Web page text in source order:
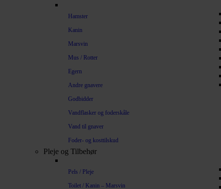
Hamster
Kanin
Marsvin
Mus / Rotter
Egern
Andre gnavere
Godbidder
Vandflasker og foderskåle
Vand til gnaver
Foder- og kosttilskud
Pleje og Tilbehør
Pels / Pleje
Toilet / Kanin – Marsvin